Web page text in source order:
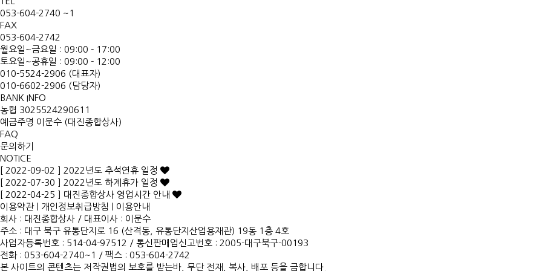
053-604-2740 ~1
FAX
053-604-2742
월요일~금요일 : 09:00 - 17:00
토요일~공휴일 : 09:00 - 12:00
010-5524-2906 (대표자)
010-6602-2906 (담당자)
BANK INFO
농협 3025524290611
예금주명 이문수 (대진종합상사)
FAQ
문의하기
NOTICE
[ 2022-09-02 ] 2022년도 추석연휴 일정
[ 2022-07-30 ] 2022년도 하계휴가 일정
[ 2022-04-25 ] 대진종합상사 영업시간 안내
이용약관| 개인정보취급방침
이용안내
회사 : 대진종합상사 / 대표이사 : 이문수
주소 : 대구 북구 유통단지로 16 (산격동, 유통단지산업용재관) 19동 1층 4호
사업자등록번호 : 514-04-97512 / 통신판매업신고번호 : 2005-대구북구-00193
전화 : 053-604-2740~1 / 팩스 : 053-604-2742
본 사이트의 콘텐츠는 저작권법의 보호를 받는바, 무단 전재, 복사, 배포 등을 금합니다.